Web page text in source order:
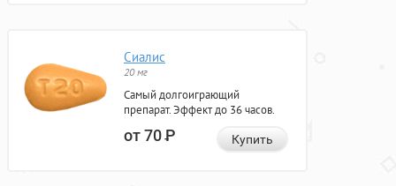
Сиалис
20 мг
Самый долгоиграющий
препарат. Эффект до 36 часов.
от 70Р Купить